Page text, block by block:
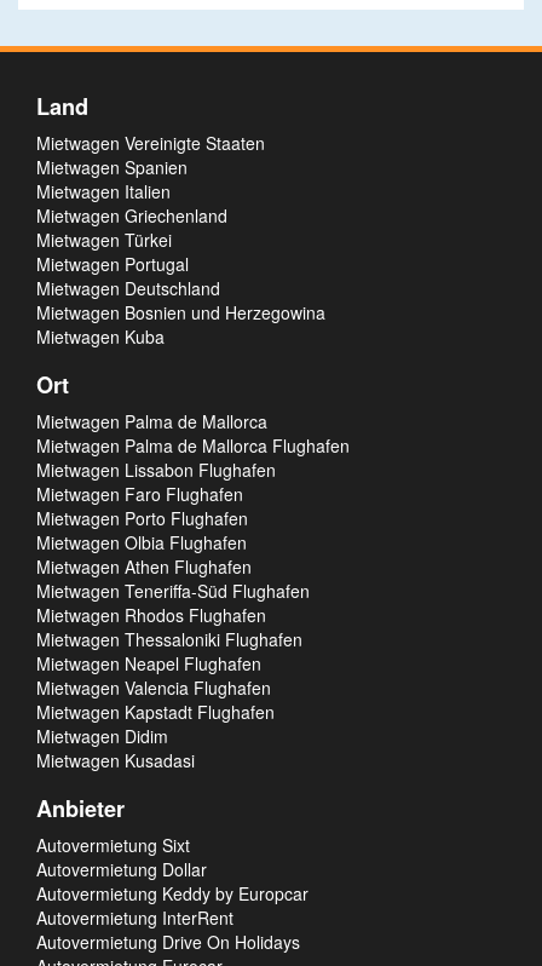
Land
Mietwagen Vereinigte Staaten
Mietwagen Spanien
Mietwagen Italien
Mietwagen Griechenland
Mietwagen Türkei
Mietwagen Portugal
Mietwagen Deutschland
Mietwagen Bosnien und Herzegowina
Mietwagen Kuba
Ort
Mietwagen Palma de Mallorca
Mietwagen Palma de Mallorca Flughafen
Mietwagen Lissabon Flughafen
Mietwagen Faro Flughafen
Mietwagen Porto Flughafen
Mietwagen Olbia Flughafen
Mietwagen Athen Flughafen
Mietwagen Teneriffa-Süd Flughafen
Mietwagen Rhodos Flughafen
Mietwagen Thessaloniki Flughafen
Mietwagen Neapel Flughafen
Mietwagen Valencia Flughafen
Mietwagen Kapstadt Flughafen
Mietwagen Didim
Mietwagen Kusadasi
Anbieter
Autovermietung Sixt
Autovermietung Dollar
Autovermietung Keddy by Europcar
Autovermietung InterRent
Autovermietung Drive On Holidays